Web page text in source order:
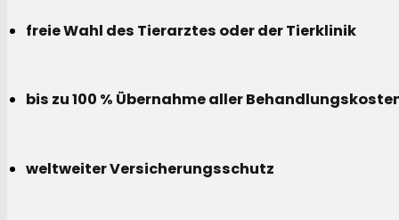
freie Wahl des Tierarztes oder der Tierklinik
bis zu 100 % Übernahme aller
weltweiter Versicherungsschutz